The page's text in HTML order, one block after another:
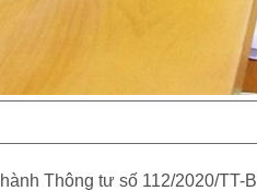
Thông tư số 112/2020/TT-